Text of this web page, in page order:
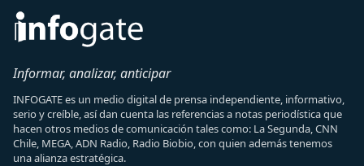
Informar, analizar, anticipar
INFOGATE es un medio digital de prensa independiente, informativo,
serio y creíble, así dan cuenta las referencias a notas periodística que
hacen otros medios de comunicación tales como: La Segunda, CNN
Chile, MEGA, ADN Radio, Radio Biobio, con quien además tenemos
una alianza estratégica.